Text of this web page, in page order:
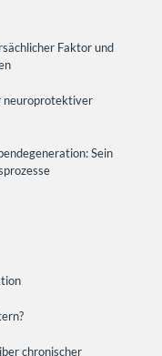
Faktor und
neuroprotektiver
Sein
chronischer